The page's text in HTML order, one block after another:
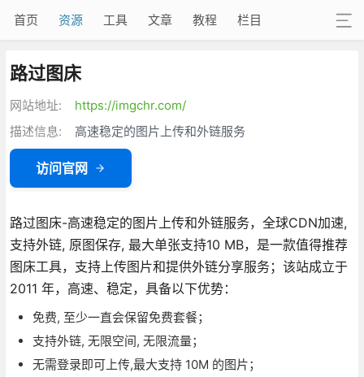
首页 资源 工具 文章 教程 栏目
路过图床
网站地址:
https://imgchr.com/
描述信息:
高速稳定的图片上传和外链服务
访问官网
路过图床-高速稳定的图片上传和外链服务，全球CDN加速,
支持外链, 原图保存, 最大单张支持10 MB，是一款值得推荐
图床工具，支持上传图片和提供外链分享服务；该站成立于
2011 年，高速、稳定，具备以下优势：
免费, 至少一直会保留免费套餐；
支持外链, 无限空间, 无限流量；
无需登录即可上传,最大支持 10M 的图片；